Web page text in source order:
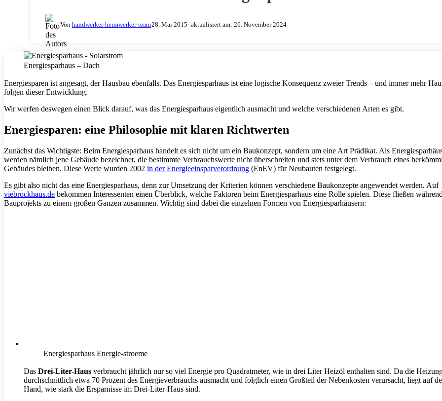
Von handwerker-heimwerker-team28. Mai 2015- aktualisiert am: 26. November 2024
Energiesparhaus – Dach
Energiesparen ist angesagt, der Hausbau ebenfalls. Das Energiesparhaus ist eine logische Konsequenz zweier Trends – und immer mehr
folgen dieser Entwicklung.
Wir werfen deswegen einen Blick darauf, was das Energiesparhaus eigentlich ausmacht und welche verschiedenen Arten es gibt.
Energiesparen: eine Philosophie mit klaren Richtwerten
Zunächst das Wichtigste: Beim Energiesparhaus handelt es sich nicht um ein Baukonzept, sondern um eine Art Prädikat. Als
werden nämlich jene Gebäude bezeichnet, die bestimmte Verbrauchswerte nicht überschreiten und stets unter dem Verbrauch eines
Gebäudes bleiben. Diese Werte wurden 2002 in der Energieeinsparverordnung (EnEV) für Neubauten festgelegt.
Es gibt also nicht das eine Energiesparhaus, denn zur Umsetzung der Kriterien können verschiedene Baukonzepte angewendet werden. Auf
viebrockhaus.de bekommen Interessenten einen Überblick, welche Faktoren beim Energiesparhaus eine Rolle spielen. Diese fließen
Bauprojekts zu einem großen Ganzen zusammen. Wichtig sind dabei die einzelnen Formen von Energiesparhäusern:
Energiesparhaus Energie-stroeme
Das Drei-Liter-Haus verbraucht jährlich nur so viel Energie pro Quadratmeter, wie in drei Liter Heizöl enthalten sind. Da die
durchschnittlich etwa 70 Prozent des Energieverbrauchs ausmacht und folglich einen Großteil der Nebenkosten verursacht, liegt auf
Hand, wie stark die Ersparnisse im Drei-Liter-Haus sind.